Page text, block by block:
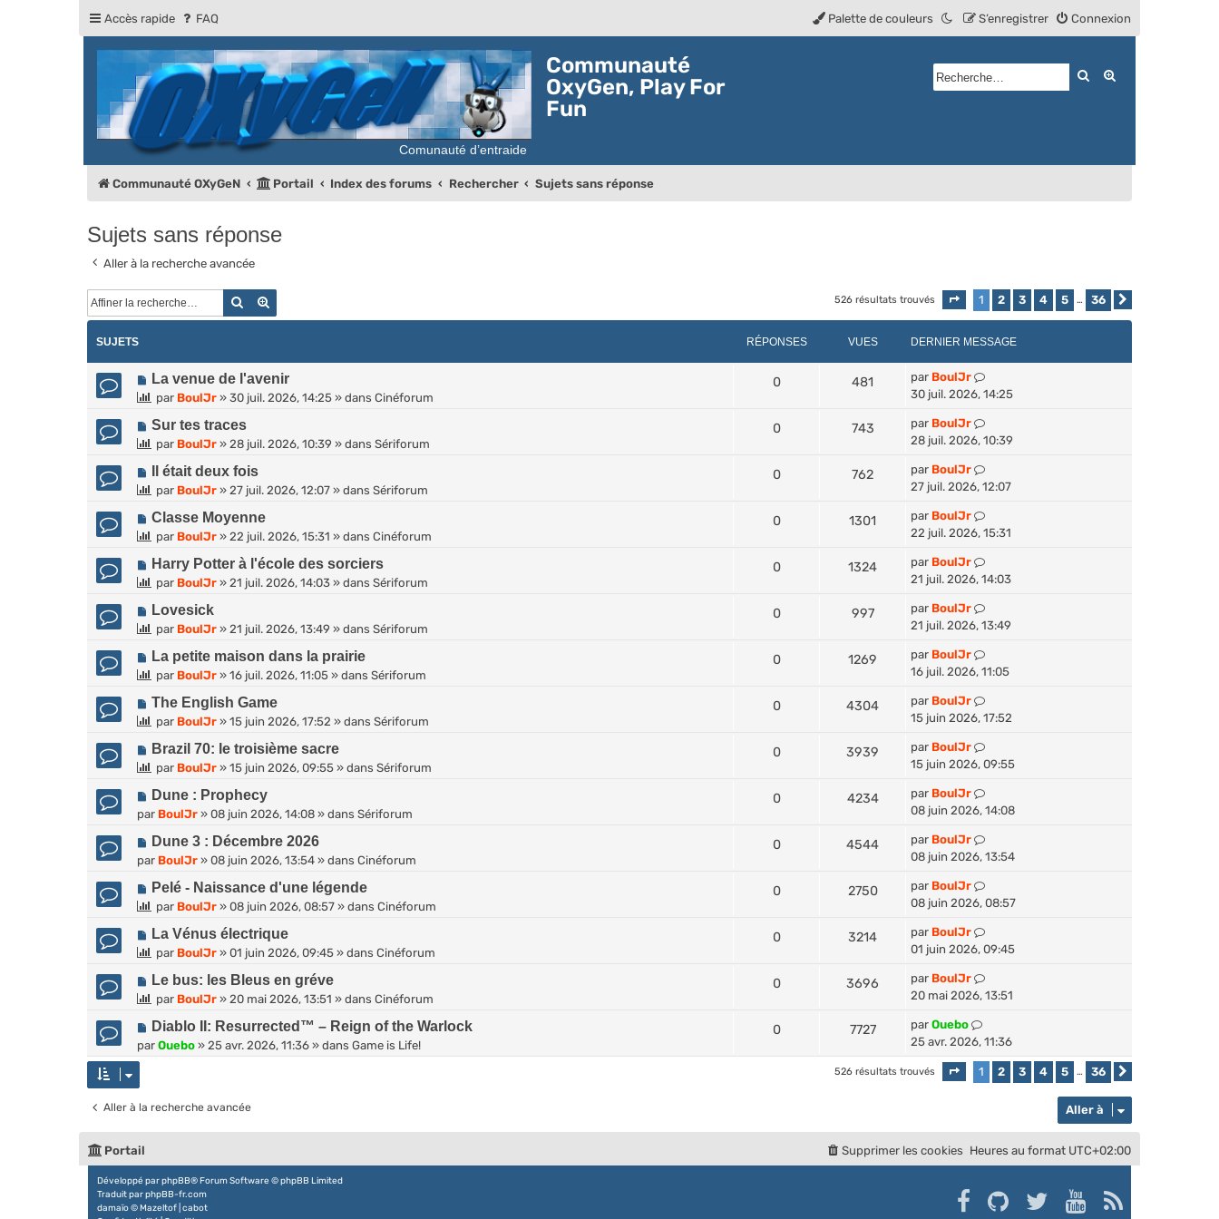
Accès rapide FAQ Connexion
S’enregistrer
Palette de couleurs
Communauté
OxyGen, Play For
Fun
Rechercher
Communauté OXyGeN Portail Index des forums Rechercher Sujets sans réponse
Sujets sans réponse
Aller à la recherche avancée
Rechercher 526 résultats trouvés Page 1sur36
1 2 3 4 5 … 36
SUJETS RÉPONSES VUES DERNIER MESSAGE
N
o
v
e
u
m
e
s
La venue de l'avenir
par BoulJr » 30 juil. 2026, 14:25 » dans Cinéforum
0 481 par BoulJr
30 juil. 2026, 14:25
N
o
v
e
u
m
e
s
Sur tes traces
par BoulJr » 28 juil. 2026, 10:39 » dans Sériforum
0 743 par BoulJr
28 juil. 2026, 10:39
N
o
v
e
u
m
e
s
Il était deux fois
par BoulJr » 27 juil. 2026, 12:07 » dans Sériforum
0 762 par BoulJr
27 juil. 2026, 12:07
N
o
v
e
u
m
e
s
Classe Moyenne
par BoulJr » 22 juil. 2026, 15:31 » dans Cinéforum
0 1301 par BoulJr
22 juil. 2026, 15:31
N
o
v
e
u
m
e
s
Harry Potter à l'école des sorciers
par BoulJr » 21 juil. 2026, 14:03 » dans Sériforum
0 1324 par BoulJr
21 juil. 2026, 14:03
N
o
v
e
u
m
e
s
g
Lovesick
par BoulJr » 21 juil. 2026, 13:49 » dans Sériforum
0 997 par BoulJr
21 juil. 2026, 13:49
N
o
e
u
m
e
g
La petite maison dans la prairie
par BoulJr » 16 juil. 2026, 11:05 » dans Sériforum
0 1269 par BoulJr
16 juil. 2026, 11:05
N
o
v
e
u
m
e
The English Game
par BoulJr » 15 juin 2026, 17:52 » dans Sériforum
0 4304 par BoulJr
15 juin 2026, 17:52
N
o
v
e
u
m
e
s
Brazil 70: le troisième sacre
par BoulJr » 15 juin 2026, 09:55 » dans Sériforum
0 3939 par BoulJr
15 juin 2026, 09:55
N
o
v
e
u
m
e
s
Dune : Prophecy
par BoulJr » 08 juin 2026, 14:08 » dans Sériforum
0 4234 par BoulJr
08 juin 2026, 14:08
N
o
v
e
u
m
e
s
g
Dune 3 : Décembre 2026
par BoulJr » 08 juin 2026, 13:54 » dans Cinéforum
0 4544 par BoulJr
08 juin 2026, 13:54
N
o
v
e
u
m
e
s
e
Pelé - Naissance d'une légende
par BoulJr » 08 juin 2026, 08:57 » dans Cinéforum
0 2750 par BoulJr
08 juin 2026, 08:57
N
o
v
e
u
m
s
La Vénus électrique
par BoulJr » 01 juin 2026, 09:45 » dans Cinéforum
0 3214 par BoulJr
01 juin 2026, 09:45
N
o
v
e
e
s
a
g
e
Le bus: les Bleus en gréve
par BoulJr » 20 mai 2026, 13:51 » dans Cinéforum
0 3696 par BoulJr
20 mai 2026, 13:51
N
o
u
a
s
s
a
Diablo II: Resurrected™ – Reign of the Warlock
par Ouebo » 25 avr. 2026, 11:36 » dans Game is Life!
0 7727 par Ouebo
25 avr. 2026, 11:36
526 résultats trouvés Page 1sur36
1 2 3 4 5 … 36
Aller à la recherche avancée Aller à
Portail Heures au format UTC+02:00
Supprimer les cookies
Développé parphpBB® Forum Software © phpBB Limited
Traduit parphpBB-fr.com
damaïo ©Mazeltof cabot